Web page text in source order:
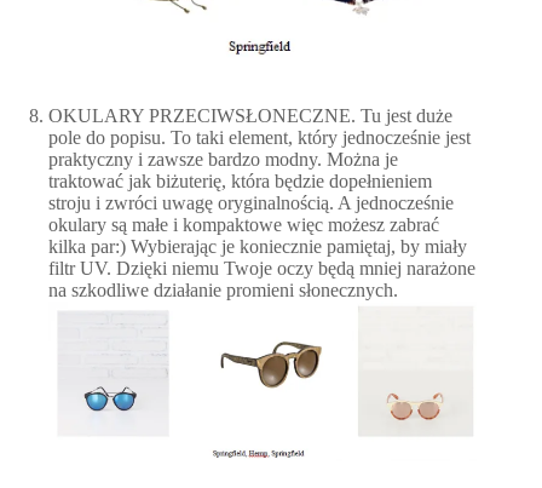
OKULARY PRZECIWSŁONECZNE. Tu jest duże
pole do popisu. To taki element, który jednocześnie jest
praktyczny i zawsze bardzo modny. Można je
traktować jak biżuterię, która będzie dopełnieniem
stroju i zwróci uwagę oryginalnością. A jednocześnie
okulary są małe i kompaktowe więc możesz zabrać
kilka par:) Wybierając je koniecznie pamiętaj, by miały
filtr UV. Dzięki niemu Twoje oczy będą mniej narażone
na szkodliwe działanie promieni słonecznych.